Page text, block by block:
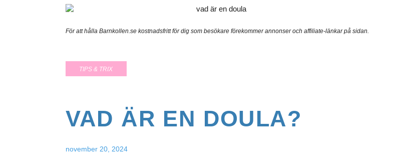
För att hålla Barnkollen.se kostnadsfritt för dig som besökare förekommer annonser och affiliate-länkar på sidan.
TIPS & TRIX
VAD ÄR EN DOULA?
november 20, 2024